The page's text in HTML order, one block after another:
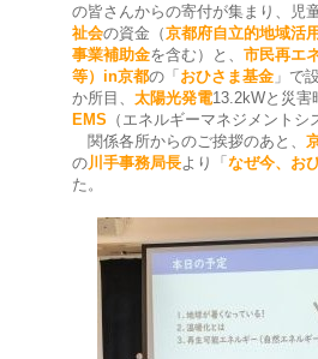
の皆さんからの寄付が集まり、児
祉会の資金（京都府自立的地域活
事業補助金を含む）と、 市民再エ
等）in京都の「 おひさま基金 」で
か所目、 太陽光発電13.2kWと災害
EMS （エネルギーマネジメントシ
関係各所からのご挨拶のあと、
の川手事務局長より「 なぜ今、お
た。